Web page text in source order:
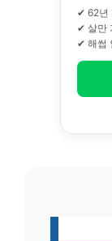
✔ 62년
✔ 살만
✔ 해썹